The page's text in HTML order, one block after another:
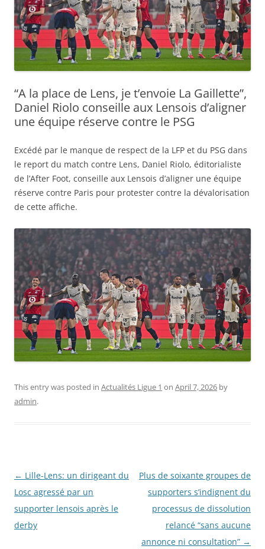
“A la place de Lens, je t’envoie La Gaillette”,
Daniel Riolo conseille aux Lensois d’aligner
une équipe réserve contre le PSG
Excédé par le manque de respect de la LFP et du PSG dans
le report du match contre Lens, Daniel Riolo, éditorialiste
de l’After Foot, conseille aux Lensois d’aligner une équipe
réserve contre Paris pour protester contre la dévalorisation
de cette affiche.
This entry was posted in Actualités Ligue 1 on April 7, 2026 by
admin.
Post
navigation
← Lille-Lens: un dirigeant du
Losc agressé par un
supporter lensois après le
derby
Plus de soixante groupes de
supporters s’indignent du
processus de dissolution
relancé “sans aucune
annonce ni consultation” →